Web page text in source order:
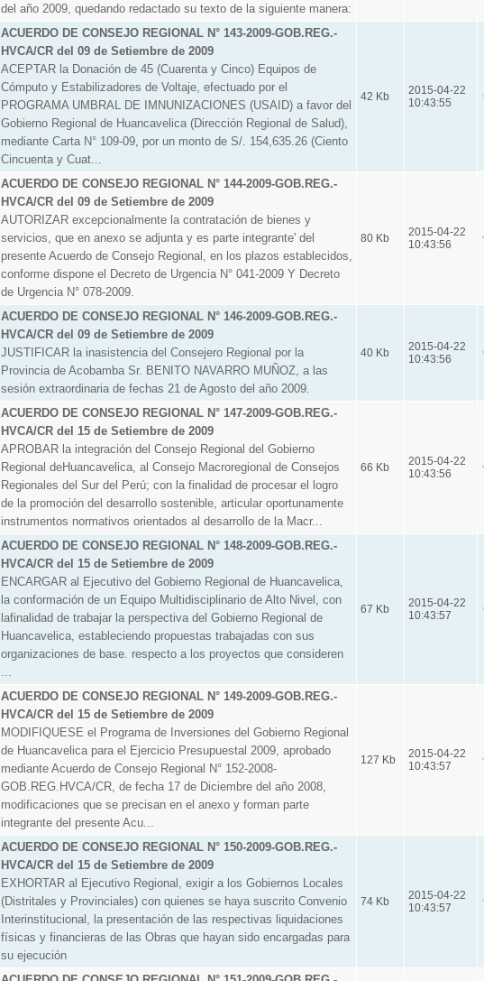
del año 2009, quedando redactado su texto de la siguiente manera:
ACUERDO DE CONSEJO REGIONAL N° 143-2009-GOB.REG.-
HVCA/CR del 09 de Setiembre de 2009
ACEPTAR la Donación de 45 (Cuarenta y Cinco) Equipos de
Cómputo y Estabilizadores de Voltaje, efectuado por el
PROGRAMA UMBRAL DE IMNUNIZACIONES (USAID) a favor del
Gobierno Regional de Huancavelica (Dirección Regional de Salud),
mediante Carta N° 109-09, por un monto de S/. 154,635.26 (Ciento
Cincuenta y Cuat...
42 Kb
2015-04-22
10:43:55
ACUERDO DE CONSEJO REGIONAL N° 144-2009-GOB.REG.-
HVCA/CR del 09 de Setiembre de 2009
AUTORIZAR excepcionalmente la contratación de bienes y
servicios, que en anexo se adjunta y es parte integrante' del
presente Acuerdo de Consejo Regional, en los plazos establecidos,
conforme dispone el Decreto de Urgencia N° 041-2009 Y Decreto
de Urgencia N° 078-2009.
80 Kb
2015-04-22
10:43:56
ACUERDO DE CONSEJO REGIONAL N° 146-2009-GOB.REG.-
HVCA/CR del 09 de Setiembre de 2009
JUSTIFICAR la inasistencia del Consejero Regional por la
Provincia de Acobamba Sr. BENITO NAVARRO MUÑOZ, a las
sesión extraordinaria de fechas 21 de Agosto del año 2009.
40 Kb
2015-04-22
10:43:56
ACUERDO DE CONSEJO REGIONAL N° 147-2009-GOB.REG.-
HVCA/CR del 15 de Setiembre de 2009
APROBAR la integración del Consejo Regional del Gobierno
Regional deHuancavelica, al Consejo Macroregional de Consejos
Regionales del Sur del Perú; con la finalidad de procesar el logro
de la promoción del desarrollo sostenible, articular oportunamente
instrumentos normativos orientados al desarrollo de la Macr...
66 Kb
2015-04-22
10:43:56
ACUERDO DE CONSEJO REGIONAL N° 148-2009-GOB.REG.-
HVCA/CR del 15 de Setiembre de 2009
ENCARGAR al Ejecutivo del Gobierno Regional de Huancavelica,
la conformación de un Equipo Multidisciplinario de Alto Nivel, con
lafinalidad de trabajar la perspectiva del Gobierno Regional de
Huancavelica, estableciendo propuestas trabajadas con sus
organizaciones de base. respecto a los proyectos que consideren
67 Kb
2015-04-22
10:43:57
ACUERDO DE CONSEJO REGIONAL N° 149-2009-GOB.REG.-
HVCA/CR del 15 de Setiembre de 2009
MODIFIQUESE el Programa de Inversiones del Gobierno Regional
de Huancavelica para el Ejercicio Presupuestal 2009, aprobado
mediante Acuerdo de Consejo Regional N° 152-2008-
GOB.REG.HVCA/CR, de fecha 17 de Diciembre del año 2008,
modificaciones que se precisan en el anexo y forman parte
integrante del presente Acu...
127 Kb
2015-04-22
10:43:57
ACUERDO DE CONSEJO REGIONAL N° 150-2009-GOB.REG.-
HVCA/CR del 15 de Setiembre de 2009
EXHORTAR al Ejecutivo Regional, exigir a los Gobiernos Locales
(Distritales y Provinciales) con quienes se haya suscrito Convenio
Interinstitucional, la presentación de las respectivas liquidaciones
físicas y financieras de las Obras que hayan sido encargadas para
su ejecución
74 Kb
2015-04-22
10:43:57